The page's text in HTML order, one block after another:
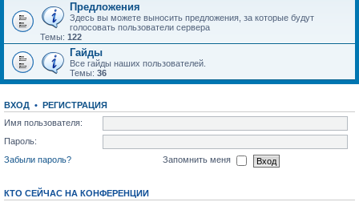
Предложения
Здесь вы можете выносить предложения, за которые будут
голосовать пользователи сервера
Темы: 122
Гайды
Все гайды наших пользователей.
Темы: 36
ВХОД • РЕГИСТРАЦИЯ
Имя пользователя:
Пароль:
Забыли пароль?
Запомнить меня
КТО СЕЙЧАС НА КОНФЕРЕНЦИИ